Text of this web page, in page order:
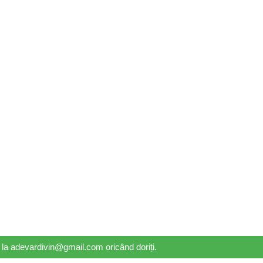
adevardivin@gmail.com oricând doriți.